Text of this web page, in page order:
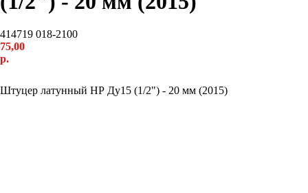
414719 018-2100
75,00
р.
Штуцер латунный НР Ду15 (1/2") - 20 мм (2015)